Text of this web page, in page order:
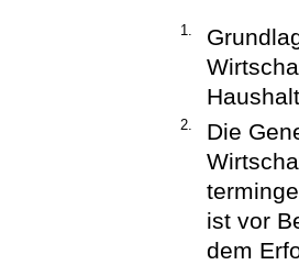
1.
2.
Die
ist vor
dem